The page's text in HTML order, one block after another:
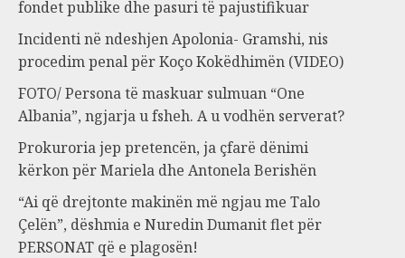
fondet publike dhe pasuri të pajustifikuar
Incidenti në ndeshjen Apolonia- Gramshi, nis
procedim penal për Koço Kokëdhimën (VIDEO)
FOTO/ Persona të maskuar sulmuan “One
Albania”, ngjarja u fsheh. A u vodhën serverat?
Prokuroria jep pretencën, ja çfarë dënimi
kërkon për Mariela dhe Antonela Berishën
“Ai që drejtonte makinën më ngjau me Talo
Çelën”, dëshmia e Nuredin Dumanit flet për
PERSONAT që e plagosën!